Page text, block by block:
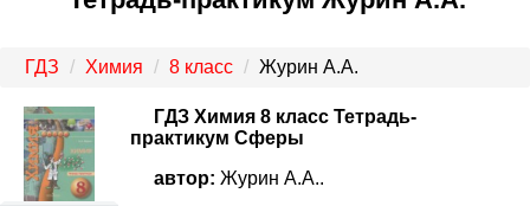
ГДЗ Химия 8 класс Журин А.А.
ГДЗ Химия 8 класс Тетрадь-
практикум Сферы
автор: Журин А.А..